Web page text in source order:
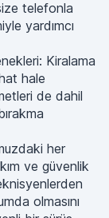
telefonla
yardımcı
Kiralama
hale
de dahil
her
ve güvenlik
olmasını